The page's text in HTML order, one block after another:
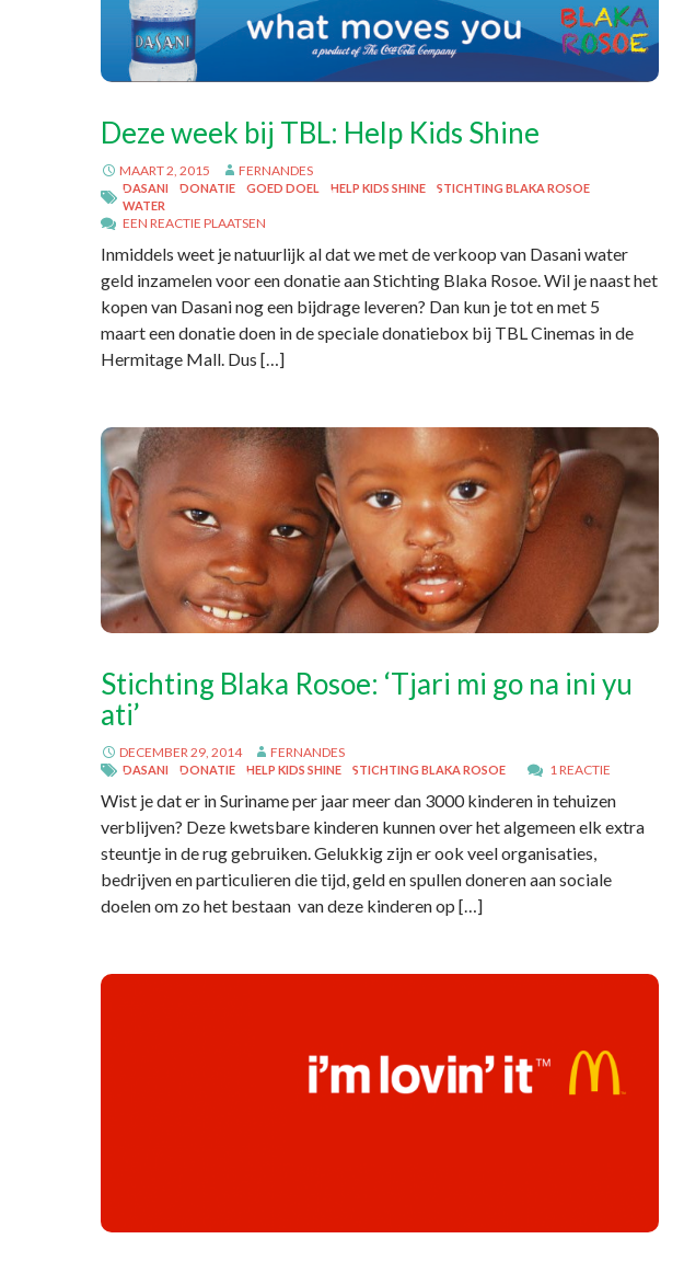
Deze week bij TBL: Help Kids Shine
MAART 2, 2015 FERNANDES
DASANI DONATIE GOED DOEL HELP KIDS SHINE
STICHTING BLAKA ROSOE
WATER
EEN REACTIE PLAATSEN
Inmiddels weet je natuurlijk al dat we met de verkoop van Dasani water
geld inzamelen voor een donatie aan Stichting Blaka Rosoe. Wil je naast het
kopen van Dasani nog een bijdrage leveren? Dan kun je tot en met 5
maart een donatie doen in de speciale donatiebox bij TBL Cinemas in de
Hermitage Mall. Dus […]
Stichting Blaka Rosoe: ‘Tjari mi go na ini yu
ati’
DECEMBER 29, 2014 FERNANDES
DASANI DONATIE HELP KIDS SHINE STICHTING BLAKA ROSOE 1 REACTIE
Wist je dat er in Suriname per jaar meer dan 3000 kinderen in tehuizen
verblijven? Deze kwetsbare kinderen kunnen over het algemeen elk extra
steuntje in de rug gebruiken. Gelukkig zijn er ook veel organisaties,
bedrijven en particulieren die tijd, geld en spullen doneren aan sociale
doelen om zo het bestaan van deze kinderen op […]